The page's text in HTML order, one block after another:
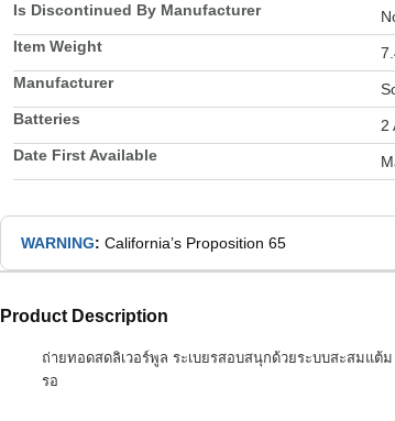
Is Discontinued By Manufacturer
Item Weight
Manufacturer
Batteries
2
Date First Available
WARNING: California’s Proposition 65
Product Description
ถ่ายทอดสดลิเวอร์พูล ระเบยรสอบสนุกด้วยระบบสะสมแ
รอ